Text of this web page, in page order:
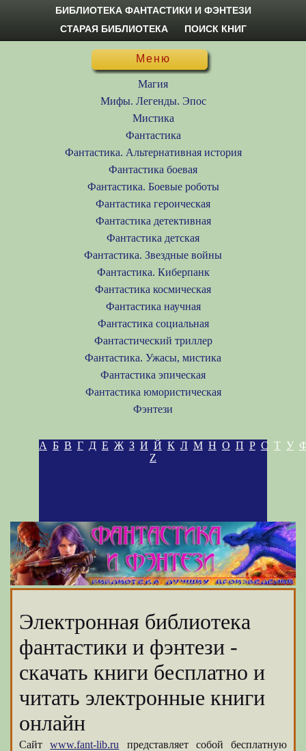
БИБЛИОТЕКА ФАНТАСТИКИ И ФЭНТЕЗИ
СТАРАЯ БИБЛИОТЕКА
ПОИСК КНИГ
Меню
Магия
Мифы. Легенды. Эпос
Мистика
Фантастика
Фантастика. Альтернативная история
Фантастика боевая
Фантастика. Боевые роботы
Фантастика героическая
Фантастика детективная
Фантастика детская
Фантастика. Звездные войны
Фантастика. Киберпанк
Фантастика космическая
Фантастика научная
Фантастика социальная
Фантастический триллер
Фантастика. Ужасы, мистика
Фантастика эпическая
Фантастика юмористическая
Фэнтези
А Б В Г Д Е Ж З И Й К Л М Н О П Р С Т У
Z
Электронная библиотека
фантастики и фэнтези -
скачать книги бесплатно и
читать электронные книги
онлайн
Сайтwww.fant-lib.ru представляет собой бесплатную